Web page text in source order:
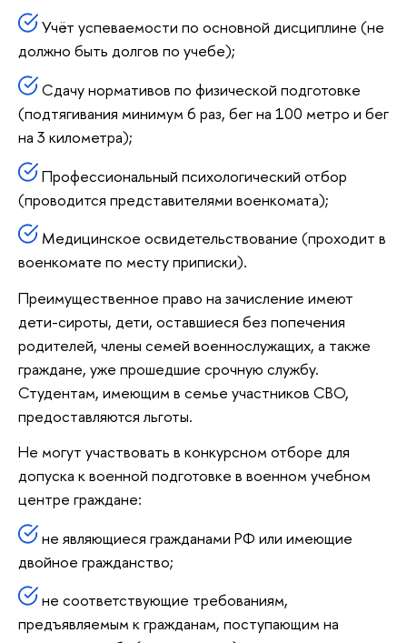
Учёт успеваемости по основной дисциплине (не
должно быть долгов по учебе);
Сдачу нормативов по физической подготовке
(подтягивания минимум 6 раз, бег на 100 метро и бег
на 3 километра);
Профессиональный психологический отбор
(проводится представителями военкомата);
Медицинское освидетельствование (проходит в
военкомате по месту приписки).
Преимущественное право на зачисление имеют
дети-сироты, дети, оставшиеся без попечения
родителей, члены семей военнослужащих, а также
граждане, уже прошедшие срочную службу.
Студентам, имеющим в семье участников СВО,
предоставляются льготы.
Не могут участвовать в конкурсном отборе для
допуска к военной подготовке в военном учебном
центре граждане:
не являющиеся гражданами РФ или имеющие
двойное гражданство;
не соответствующие требованиям,
предъявляемым к гражданам, поступающим на